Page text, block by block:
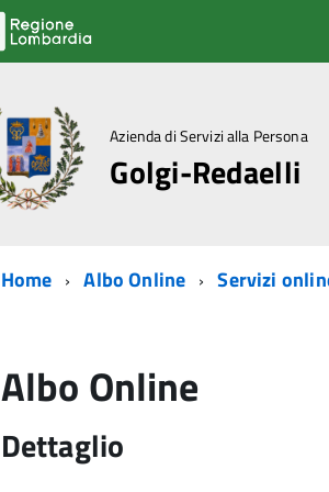
Azienda di Servizi alla Persona
Golgi-Redaelli
Home Albo Online Servizi
Albo Online
Dettaglio